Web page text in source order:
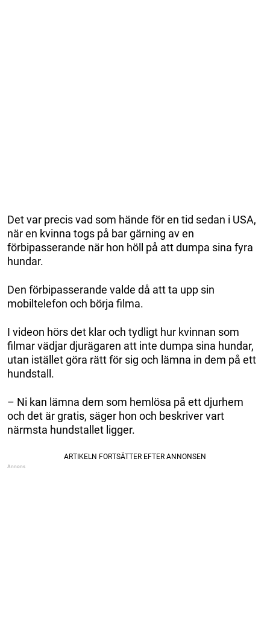
Det var precis vad som hände för en tid sedan i USA,
när en kvinna togs på bar gärning av en
förbipasserande när hon höll på att dumpa sina fyra
hundar.
Den förbipasserande valde då att ta upp sin
mobiltelefon och börja filma.
I videon hörs det klar och tydligt hur kvinnan som
filmar vädjar djurägaren att inte dumpa sina hundar,
utan istället göra rätt för sig och lämna in dem på ett
hundstall.
– Ni kan lämna dem som hemlösa på ett djurhem
och det är gratis, säger hon och beskriver vart
närmsta hundstallet ligger.